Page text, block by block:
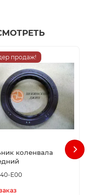
продаж!
коленвала
E00